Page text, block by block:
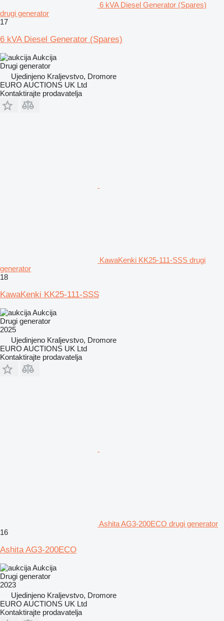
6 kVA Diesel Generator (Spares)
drugi generator
17
6 kVA Diesel Generator (Spares)
Aukcija
Drugi generator
Ujedinjeno Kraljevstvo, Dromore
EURO AUCTIONS UK Ltd
Kontaktirajte prodavatelja
KawaKenki KK25-111-SSS drugi
generator
18
KawaKenki KK25-111-SSS
Aukcija
Drugi generator
2025
Ujedinjeno Kraljevstvo, Dromore
EURO AUCTIONS UK Ltd
Kontaktirajte prodavatelja
Ashita AG3-200ECO drugi generator
16
Ashita AG3-200ECO
Aukcija
Drugi generator
2023
Ujedinjeno Kraljevstvo, Dromore
EURO AUCTIONS UK Ltd
Kontaktirajte prodavatelja